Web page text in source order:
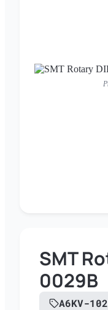
SMT
0029B
A6KV-